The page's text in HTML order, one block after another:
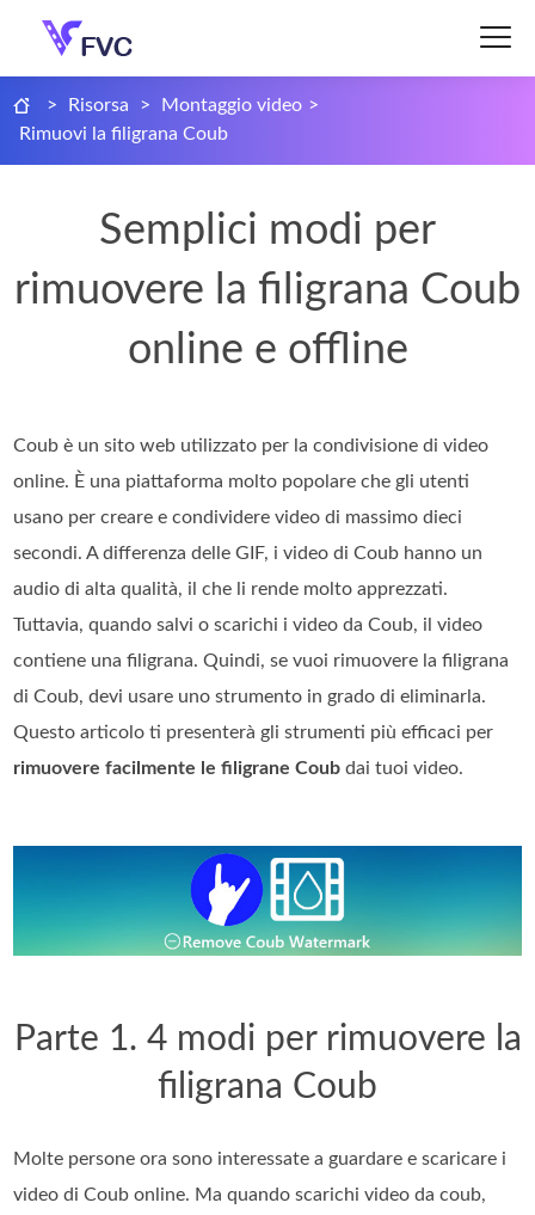
> Risorsa > Montaggio video >
Rimuovi la filigrana Coub
Semplici modi per
rimuovere la filigrana Coub
online e offline
Coub è un sito web utilizzato per la condivisione di video
online. È una piattaforma molto popolare che gli utenti
usano per creare e condividere video di massimo dieci
secondi. A differenza delle GIF, i video di Coub hanno un
audio di alta qualità, il che li rende molto apprezzati.
Tuttavia, quando salvi o scarichi i video da Coub, il video
contiene una filigrana. Quindi, se vuoi rimuovere la filigrana
di Coub, devi usare uno strumento in grado di eliminarla.
Questo articolo ti presenterà gli strumenti più efficaci per
rimuovere facilmente le filigrane Coub dai tuoi video.
Parte 1. 4 modi per rimuovere la
filigrana Coub
Molte persone ora sono interessate a guardare e scaricare i
video di Coub online. Ma quando scarichi video da coub,